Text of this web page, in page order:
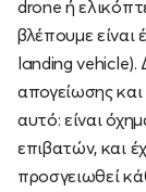
drone ή
βλέπουμε είναι
landing vehicle).
απογείωσης
αυτό: είναι
επιβατών, και
προσγειωθεί